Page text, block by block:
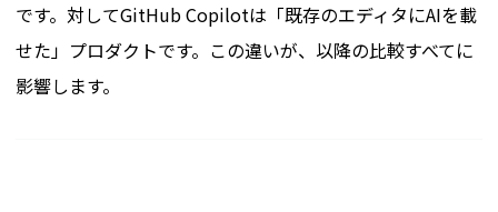
です。対してGitHub Copilotは「既存のエディタにAIを載
せた」プロダクトです。この違いが、以降の比較すべてに
影響します。